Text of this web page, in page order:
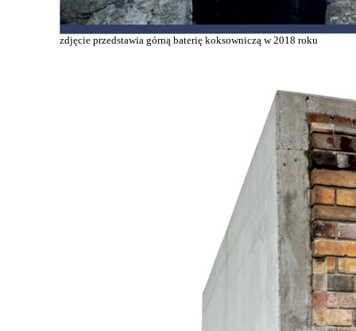
zdjęcie przedstawia górną baterię koksowniczą w 2018 roku